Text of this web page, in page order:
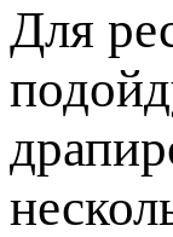
Для